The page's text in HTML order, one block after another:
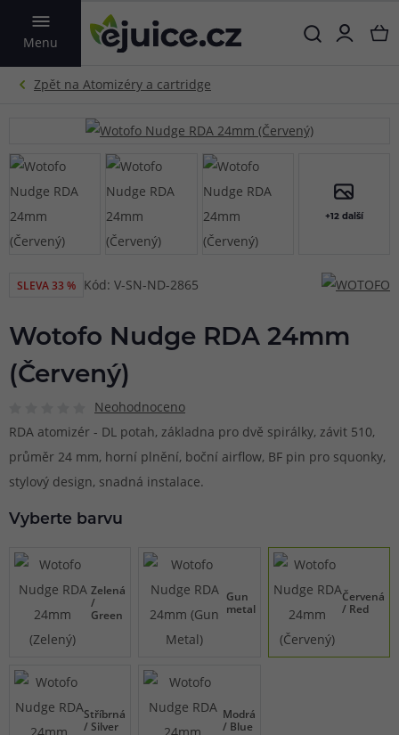
Menu
VYHLEDAT
+12 další
SLEVA 33 % Kód: V-SN-ND-2865
Wotofo Nudge RDA 24mm
(Červený)
Neohodnoceno
RDA atomizér - DL potah, základna pro dvě spirálky, závit 510,
průměr 24 mm, horní plnění, boční airflow, BF pin pro squonky,
stylový design, snadná instalace.
Vyberte barvu
Zelená
/
Green
Gun
metal
Červená
/ Red
Stříbrná
/ Silver
Modrá
/ Blue